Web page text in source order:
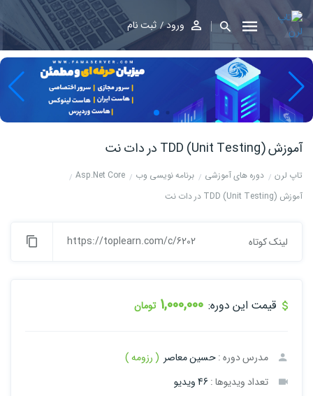
ورود ثبت نام
آموزش TDD (Unit Testing) در دات نت
تاپ لرن دوره های آموزشی برنامه نویسی وب
Asp.Net Core
آموزش TDD (Unit Testing) در دات نت
لینک کوتاه https://toplearn.com/c/6202
قیمت این دوره: 1,000,000 تومان
مدرس دوره :حسین معاصر ( رزومه )
تعداد ویدیوها : 46 ویدیو